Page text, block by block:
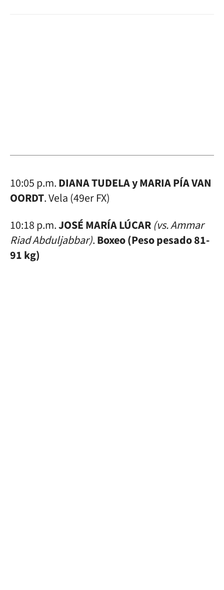
10:05 p.m.DIANA TUDELA y MARIA PÍA VAN
OORDT. Vela (49er FX)
10:18 p.m.JOSÉ MARÍA LÚCAR(vs. Ammar
Riad Abduljabbar).Boxeo (Peso pesado 81-
91 kg)